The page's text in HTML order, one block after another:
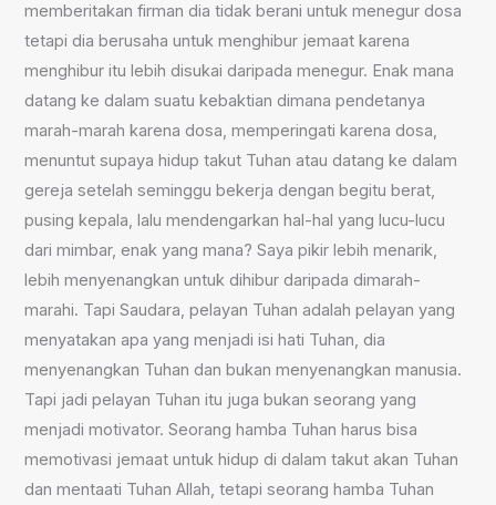
memberitakan firman dia tidak berani untuk menegur dosa
tetapi dia berusaha untuk menghibur jemaat karena
menghibur itu lebih disukai daripada menegur. Enak mana
datang ke dalam suatu kebaktian dimana pendetanya
marah-marah karena dosa, memperingati karena dosa,
menuntut supaya hidup takut Tuhan atau datang ke dalam
gereja setelah seminggu bekerja dengan begitu berat,
pusing kepala, lalu mendengarkan hal-hal yang lucu-lucu
dari mimbar, enak yang mana? Saya pikir lebih menarik,
lebih menyenangkan untuk dihibur daripada dimarah-
marahi. Tapi Saudara, pelayan Tuhan adalah pelayan yang
menyatakan apa yang menjadi isi hati Tuhan, dia
menyenangkan Tuhan dan bukan menyenangkan manusia.
Tapi jadi pelayan Tuhan itu juga bukan seorang yang
menjadi motivator. Seorang hamba Tuhan harus bisa
memotivasi jemaat untuk hidup di dalam takut akan Tuhan
dan mentaati Tuhan Allah, tetapi seorang hamba Tuhan